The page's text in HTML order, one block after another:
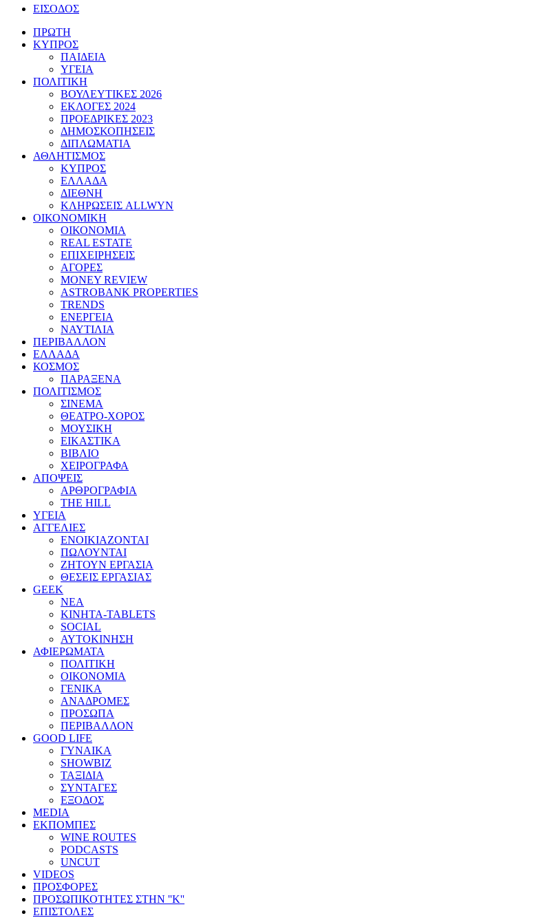
ΕΙΣΟΔΟΣ
ΠΡΩΤΗ
ΚΥΠΡΟΣ
ΠΑΙΔΕΙΑ
ΥΓΕΙΑ
ΠΟΛΙΤΙΚΗ
ΒΟΥΛΕΥΤΙΚΕΣ 2026
ΕΚΛΟΓΕΣ 2024
ΠΡΟΕΔΡΙΚΕΣ 2023
ΔΗΜΟΣΚΟΠΗΣΕΙΣ
ΔΙΠΛΩΜΑΤΙΑ
ΑΘΛΗΤΙΣΜΟΣ
ΚΥΠΡΟΣ
ΕΛΛΑΔΑ
ΔΙΕΘΝΗ
ΚΛΗΡΩΣΕΙΣ ALLWYN
ΟΙΚΟΝΟΜΙΚΗ
ΟΙΚΟΝΟΜΙΑ
REAL ESTATE
ΕΠΙΧΕΙΡΗΣΕΙΣ
ΑΓΟΡΕΣ
MONEY REVIEW
ASTROBANK PROPERTIES
TRENDS
ΕΝΕΡΓΕΙΑ
ΝΑΥΤΙΛΙΑ
ΠΕΡΙΒΑΛΛΟΝ
ΕΛΛΑΔΑ
ΚΟΣΜΟΣ
ΠΑΡΑΞΕΝΑ
ΠΟΛΙΤΙΣΜΟΣ
ΣΙΝΕΜΑ
ΘΕΑΤΡΟ-ΧΟΡΟΣ
ΜΟΥΣΙΚΗ
ΕΙΚΑΣΤΙΚΑ
ΒΙΒΛΙΟ
ΧΕΙΡΟΓΡΑΦΑ
ΑΠΟΨΕΙΣ
ΑΡΘΡΟΓΡΑΦΙΑ
THE HILL
ΥΓΕΙΑ
ΑΓΓΕΛΙΕΣ
ΕΝΟΙΚΙΑΖΟΝΤΑΙ
ΠΩΛΟΥΝΤΑΙ
ΖΗΤΟΥΝ ΕΡΓΑΣΙΑ
ΘΕΣΕΙΣ ΕΡΓΑΣΙΑΣ
GEEK
ΝΕΑ
ΚΙΝΗΤΑ-TABLETS
SOCIAL
ΑΥΤΟΚΙΝΗΣΗ
ΑΦΙΕΡΩΜΑΤΑ
ΠΟΛΙΤΙΚΗ
ΟΙΚΟΝΟΜΙΑ
ΓΕΝΙΚΑ
ΑΝΑΔΡΟΜΕΣ
ΠΡΟΣΩΠΑ
ΠΕΡΙΒΑΛΛΟΝ
GOOD LIFE
ΓΥΝΑΙΚΑ
SHOWBIZ
ΤΑΞΙΔΙΑ
ΣΥΝΤΑΓΕΣ
ΕΞΟΔΟΣ
MEDIA
ΕΚΠΟΜΠΕΣ
WINE ROUTES
PODCASTS
UNCUT
VIDEOS
ΠΡΟΣΦΟΡΕΣ
ΠΡΟΣΩΠΙΚΟΤΗΤΕΣ ΣΤΗΝ ''Κ''
ΕΠΙΣΤΟΛΕΣ